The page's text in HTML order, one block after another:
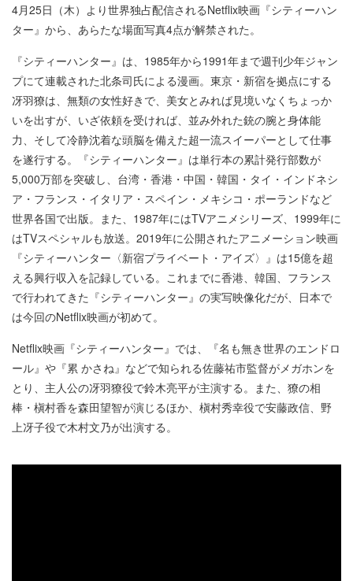
4月25日（木）より世界独占配信されるNetflix映画『シティーハン
ター』から、あらたな場面写真4点が解禁された。
『シティーハンター』は、1985年から1991年まで週刊少年ジャン
プにて連載された北条司氏による漫画。東京・新宿を拠点にする
冴羽獠は、無類の女性好きで、美女とみれば見境いなくちょっか
いを出すが、いざ依頼を受ければ、並み外れた銃の腕と身体能
力、そして冷静沈着な頭脳を備えた超一流スイーパーとして仕事
を遂行する。『シティーハンター』は単行本の累計発行部数が
5,000万部を突破し、台湾・香港・中国・韓国・タイ・インドネシ
ア・フランス・イタリア・スペイン・メキシコ・ポーランドなど
世界各国で出版。また、1987年にはTVアニメシリーズ、1999年に
はTVスペシャルも放送。2019年に公開されたアニメーション映画
『シティーハンター〈新宿プライベート・アイズ〉』は15億を超
える興行収入を記録している。これまでに香港、韓国、フランス
で行われてきた『シティーハンター』の実写映像化だが、日本で
は今回のNetflix映画が初めて。
Netflix映画『シティーハンター』では、『名も無き世界のエンドロ
ール』や『累 かさね』などで知られる佐藤祐市監督がメガホンを
とり、主人公の冴羽獠役で鈴木亮平が主演する。また、獠の相
棒・槇村香を森田望智が演じるほか、槇村秀幸役で安藤政信、野
上冴子役で木村文乃が出演する。